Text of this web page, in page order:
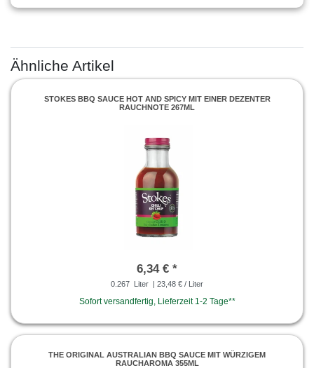
Ähnliche Artikel
STOKES BBQ SAUCE HOT AND SPICY MIT EINER DEZENTER
RAUCHNOTE 267ML
6,34 € *
0.267 Liter | 23,48 € / Liter
Sofort versandfertig, Lieferzeit 1-2 Tage**
THE ORIGINAL AUSTRALIAN BBQ SAUCE MIT WÜRZIGEM
RAUCHAROMA 355ML